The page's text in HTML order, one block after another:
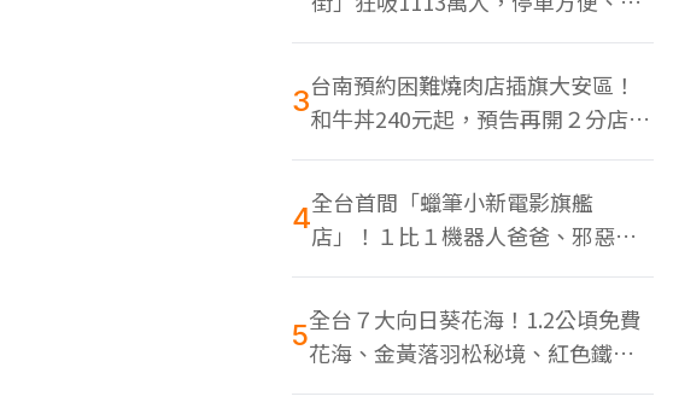
色美食多
3台南預約困難燒肉店插旗大安區！
和牛丼240元起，預告再開２分店、
地點曝光
4全台首間「蠟筆小新電影旗艦
店」！１比１機器人爸爸、邪惡正
男，百款周邊買翻
5全台７大向日葵花海！1.2公頃免費
花海、金黃落羽松秘境、紅色鐵橋
同框